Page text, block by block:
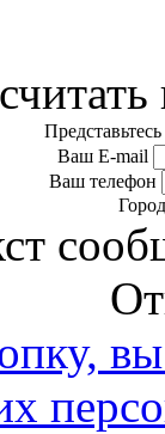
Представьтесь
Ваш E-mail
Ваш телефон
Город
вы